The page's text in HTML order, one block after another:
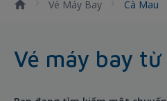
Vé Máy Bay Cà Mau
Vé máy bay từ